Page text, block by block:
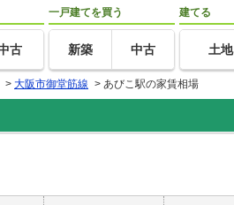
古
一戸建てを買う
新築 中古
建てる
土地
> 大阪市御堂筋線 > あびこ駅の家賃相場